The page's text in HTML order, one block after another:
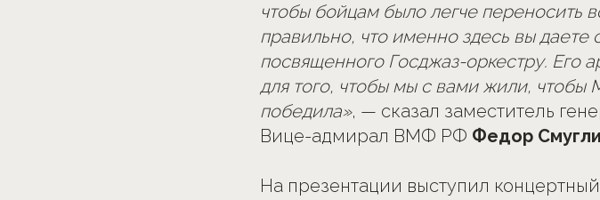
чтобы бойцам было легче переносить
правильно, что именно здесь вы
посвященного Госджаз-оркестру. Его
для того, чтобы мы с вами жили, чтобы
победила», — сказал заместитель
Вице-адмирал ВМФ РФ Федор
На презентации выступил